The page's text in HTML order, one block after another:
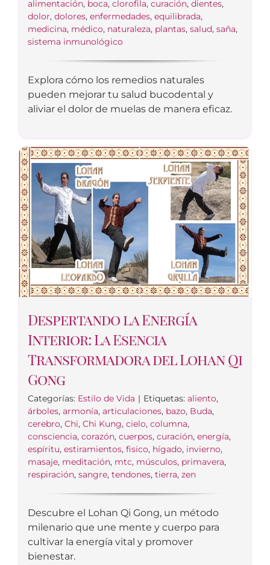
alimentación, boca, clorofila, curación, dientes,
dolor, dolores, enfermedades, equilibrada,
medicina, médico, naturaleza, plantas, salud, saña,
sistema inmunológico
Explora cómo los remedios naturales
pueden mejorar tu salud bucodental y
aliviar el dolor de muelas de manera eficaz.
Despertando la Energía
Interior: La Esencia
Transformadora del Lohan Qi
Gong
Categorías: Estilo de Vida | Etiquetas: aliento,
árboles, armonía, articulaciones, bazo, Buda,
cerebro, Chi, Chi Kung, cielo, columna,
consciencia, corazón, cuerpos, curación, energía,
espíritu, estiramientos, fisico, hígado, invierno,
masaje, meditación, mtc, músculos, primavera,
respiración, sangre, tendones, tierra, zen
Descubre el Lohan Qi Gong, un método
milenario que une mente y cuerpo para
cultivar la energía vital y promover
bienestar.